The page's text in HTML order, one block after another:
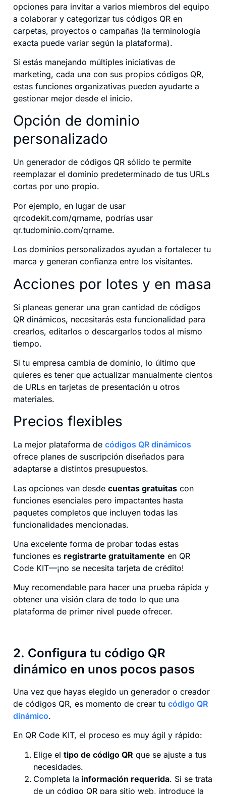
opciones para invitar a varios miembros del equipo
a colaborar y categorizar tus códigos QR en
carpetas, proyectos o campañas (la terminología
exacta puede variar según la plataforma).
Si estás manejando múltiples iniciativas de
marketing, cada una con sus propios códigos QR,
estas funciones organizativas pueden ayudarte a
gestionar mejor desde el inicio.
Opción de dominio
personalizado
Un generador de códigos QR sólido te permite
reemplazar el dominio predeterminado de tus URLs
cortas por uno propio.
Por ejemplo, en lugar de usar
qrcodekit.com/qrname, podrías usar
qr.tudominio.com/qrname.
Los dominios personalizados ayudan a fortalecer tu
marca y generan confianza entre los visitantes.
Acciones por lotes y en masa
Si planeas generar una gran cantidad de códigos
QR dinámicos, necesitarás esta funcionalidad para
crearlos, editarlos o descargarlos todos al mismo
tiempo.
Si tu empresa cambia de dominio, lo último que
quieres es tener que actualizar manualmente cientos
de URLs en tarjetas de presentación u otros
materiales.
Precios flexibles
La mejor plataforma de códigos QR dinámicos
ofrece planes de suscripción diseñados para
adaptarse a distintos presupuestos.
Las opciones van desde cuentas gratuitas con
funciones esenciales pero impactantes hasta
paquetes completos que incluyen todas las
funcionalidades mencionadas.
Una excelente forma de probar todas estas
funciones es registrarte gratuitamente en QR
Code KIT—¡no se necesita tarjeta de crédito!
Muy recomendable para hacer una prueba rápida y
obtener una visión clara de todo lo que una
plataforma de primer nivel puede ofrecer.
2. Configura tu código QR
dinámico en unos pocos pasos
Una vez que hayas elegido un generador o creador
de códigos QR, es momento de crear tu código QR
dinámico.
En QR Code KIT, el proceso es muy ágil y rápido:
Elige el tipo de código QR que se ajuste a tus
necesidades.
Completa la información requerida. Si se trata
de un código QR para sitio web, introduce la